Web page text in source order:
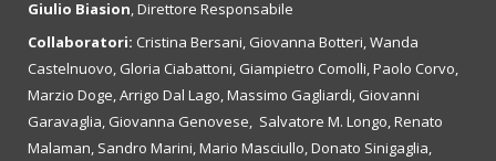
Giulio Biasion, Direttore Responsabile
Collaboratori: Cristina Bersani, Giovanna Botteri, Wanda
Castelnuovo, Gloria Ciabattoni, Giampietro Comolli, Paolo Corvo,
Marzio Doge, Arrigo Dal Lago, Massimo Gagliardi, Giovanni
Garavaglia, Giovanna Genovese, Salvatore M. Longo, Renato
Malaman, Sandro Marini, Mario Masciullo, Donato Sinigaglia,